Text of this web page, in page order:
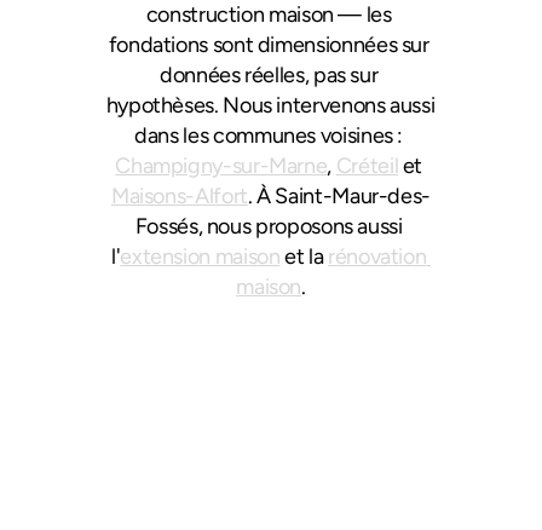
construction maison — les
fondations sont dimensionnées sur
données réelles, pas sur
hypothèses. Nous intervenons aussi
Champigny-sur-Marne, Créteil
Maisons-Alfort. À Saint-Maur-des-
Fossés, nous proposons aussi
l'extension maison et la rénovation
maison.